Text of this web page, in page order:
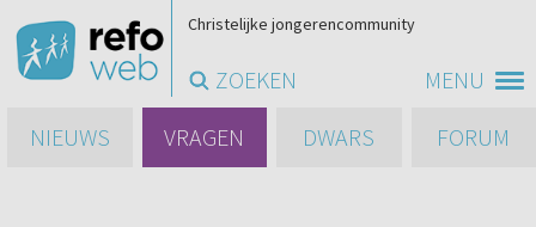
MENU
Christelijke jongerencommunity
ZOEKEN
NIEUWS
VRAGEN DWARS FORUM